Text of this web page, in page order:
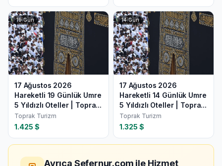
19Gün
17 Ağustos 2026
Hareketli 19 Günlük Umre
5 Yıldızlı Oteller | Topra...
Toprak Turizm
1.425 $
14Gün
17 Ağustos 2026
Hareketli 14 Günlük Umre
5 Yıldızlı Oteller | Topra...
Toprak Turizm
1.325 $
Ayrıca Sefernur.com ile Hizmet